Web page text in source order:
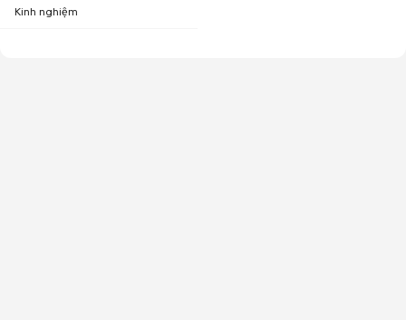
Kinh nghiệm